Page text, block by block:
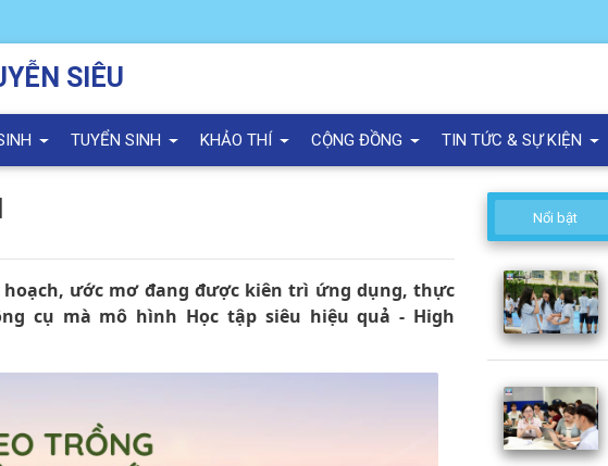
SIÊU
TUYỂN SINH KHẢO THÍ CỘNG ĐỒNG TIN TỨC & SỰ KIỆN
ước mơ đang được kiên trì ứng dụng, thực
cụ mà mô hình Học tập siêu hiệu quả - High
Nổi bật